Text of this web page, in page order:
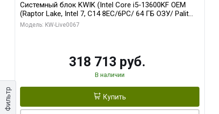
Фильтр
Системный блок KWIK (Intel Core i5-13600KF OEM
(Raptor Lake, Intel 7, C14 8EC/6PC/ 64 ГБ ОЗУ/ Palit
RTX5080 GAMINGPRO OC 16GB GDDR7 256bit 3xDP
Модель: KW-Live0067
318 713 руб.
В наличии
Купить